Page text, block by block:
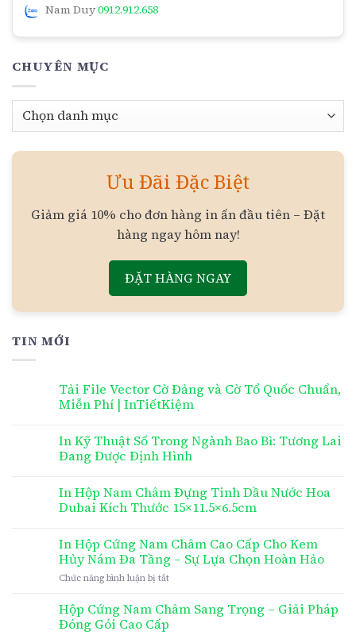
Nam Duy0912.912.658
CHUYÊN MỤC
Chuyên
Ưu Đãi Đặc Biệt
Giảm giá 10% cho đơn hàng in ấn đầu tiên – Đặt
hàng ngay hôm nay!
ĐẶT HÀNG NGAY
TIN MỚI
Tải File Vector Cờ Đảng và Cờ Tổ Quốc Chuẩn,
Miễn Phí | InTiếtKiệm
In Kỹ Thuật Số Trong Ngành Bao Bì: Tương Lai
Đang Được Định Hình
In Hộp Nam Châm Đựng Tinh Dầu Nước Hoa
Dubai Kích Thước 15×11.5×6.5cm
In Hộp Cứng Nam Châm Cao Cấp Cho Kem
Hủy Nám Đa Tầng – Sự Lựa Chọn Hoàn Hảo
Chức năng bình luận bị tắtở
Hộp
Cứng
Hộp Cứng Nam Châm Sang Trọng – Giải Pháp
Đóng Gói Cao Cấp